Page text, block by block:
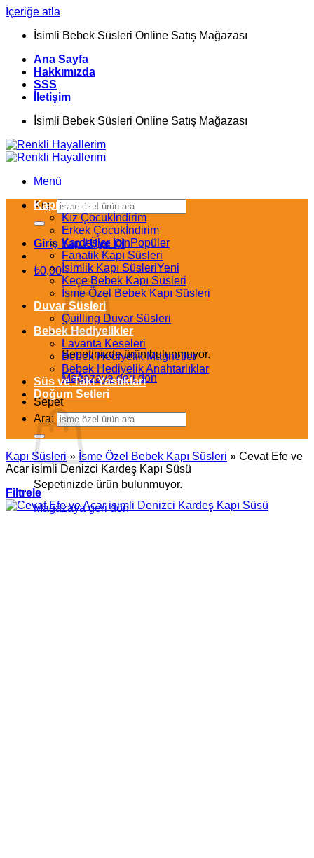
İçeriğe atla
İsimli Bebek Süsleri Online Satış Mağazası
Ana Sayfa
Hakkımızda
SSS
İletişim
İsimli Bebek Süsleri Online Satış Mağazası
Menü
Ara:
Giriş Yap / Üye Ol
₺0,00
Sepetinizde ürün bulunmuyor.
Mağazaya geri dön
Sepet
Sepetinizde ürün bulunmuyor.
Mağazaya geri dön
Kapı Süsleri
Kız Çocuk
Erkek Çocuk
Kardeşler İçin
Fanatik Kapı Süsleri
İsimlik Kapı Süsleri
Keçe Bebek Kapı Süsleri
İsme Özel Bebek Kapı Süsleri
Duvar Süsleri
Quilling Duvar Süsleri
Bebek Hediyelikler
Lavanta Keseleri
Bebek Hediyelik Magnetler
Bebek Hediyelik Anahtarlıklar
Süs ve Takı Yastıkları
Doğum Setleri
Ara:
Kapı Süsleri » İsme Özel Bebek Kapı Süsleri » Cevat Efe ve
Acar isimli Denizci Kardeş Kapı Süsü
Filtrele